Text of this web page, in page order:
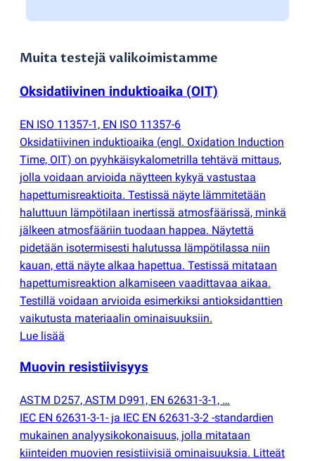
Muita testejä valikoimistamme
Oksidatiivinen induktioaika (OIT)
EN ISO 11357-1, EN ISO 11357-6
Oksidatiivinen induktioaika (engl. Oxidation Induction
Time, OIT) on pyyhkäisykalometrilla tehtävä mittaus,
jolla voidaan arvioida näytteen kykyä vastustaa
hapettumisreaktioita. Testissä näyte lämmitetään
haluttuun lämpötilaan inertissä atmosfäärissä, minkä
jälkeen atmosfääriin tuodaan happea. Näytettä
pidetään isotermisesti halutussa lämpötilassa niin
kauan, että näyte alkaa hapettua. Testissä mitataan
hapettumisreaktion alkamiseen vaadittavaa aikaa.
Testillä voidaan arvioida esimerkiksi antioksidanttien
vaikutusta materiaalin ominaisuuksiin.
Lue lisää
Muovin resistiivisyys
ASTM D257, ASTM D991, EN 62631-3-1, …
IEC EN 62631-3-1- ja IEC EN 62631-3-2 -standardien
mukainen analyysikokonaisuus, jolla mitataan
kiinteiden muovien resistiivisiä ominaisuuksia. Litteät